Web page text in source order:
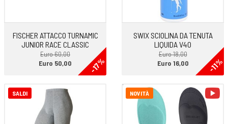
FISCHER ATTACCO TURNAMIC
JUNIOR RACE CLASSIC
Euro 60,00
-17%
Euro 50,00
SWIX SCIOLINA DA TENUTA
LIQUIDA V40
Euro 18,00
-11%
Euro 16,00
SALDI NOVITÀ